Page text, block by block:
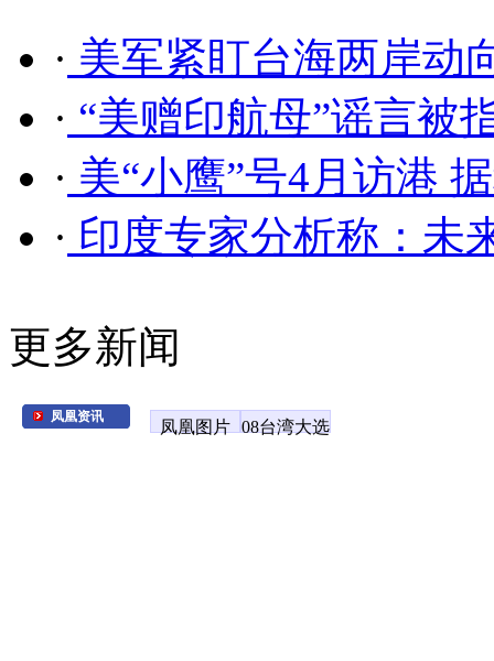
· 美军紧盯台海两岸动
· “美赠印航母”谣言被
· 美“小鹰”号4月访港
· 印度专家分析称：未
更多新闻
凤凰资讯
凤凰图片 08台湾大选